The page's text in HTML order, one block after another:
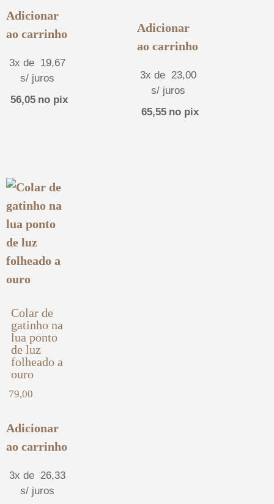
Adicionar
ao carrinho
3x de 19,67
s/ juros
56,05 no pix
Adicionar
ao carrinho
3x de 23,00
s/ juros
65,55 no pix
Colar de
gatinho na
lua ponto
de luz
folheado a
ouro
79,00
Adicionar
ao carrinho
3x de 26,33
s/ juros